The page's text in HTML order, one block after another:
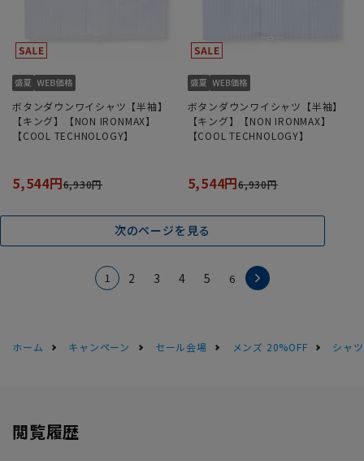
ボタンダウンワイシャツ【半袖】
【キング】【NON IRONMAX】
【COOL TECHNOLOGY】
5,544円6,930円
ボタンダウンワイシャツ【半袖】
【キング】【NON IRONMAX】
【COOL TECHNOLOGY】
5,544円6,930円
次のページを見る
1 2 3 4 5 6
ホーム キャンペーン セール会場 メンズ 20%OFF シャ
閲覧履歴